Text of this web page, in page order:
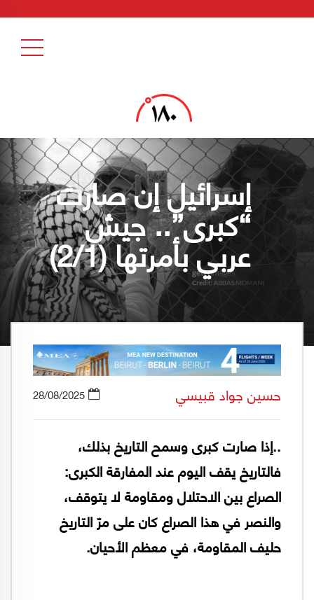
إسرائيل إن صارت
“كبرى”.. جيش
عربي بأمرتها (2/1)
حسين جواد قبيسي 28/08/2025
..إذا صارت كبرى وسمح التاريخ بذلك،
فالتاريخ يقف اليوم عند المفارقة الكبرى:
الصراع بين الاحتلال ومقاومة لا يتوقف،
والنصر في هذا الصراع كان على مرّ التاريخ
حليف المقاومة، في معظم الأحيان.